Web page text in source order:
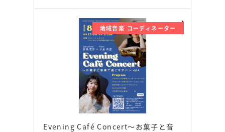
地域音楽 コーディネーター
Evening Café Concert〜お菓子と音